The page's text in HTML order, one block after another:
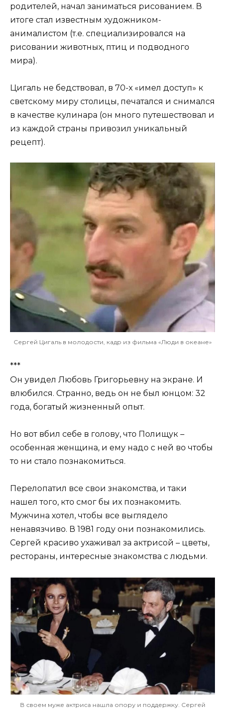
родителей, начал заниматься рисованием. В
итоге стал известным художником-
анималистом (т.е. специализировался на
рисовании животных, птиц и подводного
мира).
Цигаль не бедствовал, в 70-х «имел доступ» к
светскому миру столицы, печатался и снимался
в качестве кулинара (он много путешествовал и
из каждой страны привозил уникальный
рецепт).
Сергей Цигаль в молодости, кадр из фильма «Люди в океане»
***
Он увидел Любовь Григорьевну на экране. И
влюбился. Странно, ведь он не был юнцом: 32
года, богатый жизненный опыт.
Но вот вбил себе в голову, что Полищук –
особенная женщина, и ему надо с ней во чтобы
то ни стало познакомиться.
Перелопатил все свои знакомства, и таки
нашел того, кто смог бы их познакомить.
Мужчина хотел, чтобы все выглядело
ненавязчиво. В 1981 году они познакомились.
Сергей красиво ухаживал за актрисой – цветы,
рестораны, интересные знакомства с людьми.
В своем муже актриса нашла опору и поддержку. Сергей